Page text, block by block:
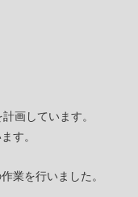
画しています。
す。
業を行いました。